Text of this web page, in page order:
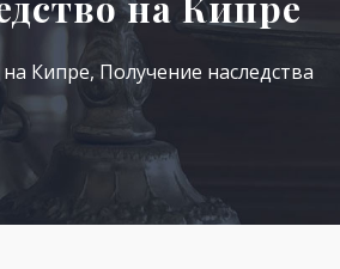
Кипре, Получение наследства